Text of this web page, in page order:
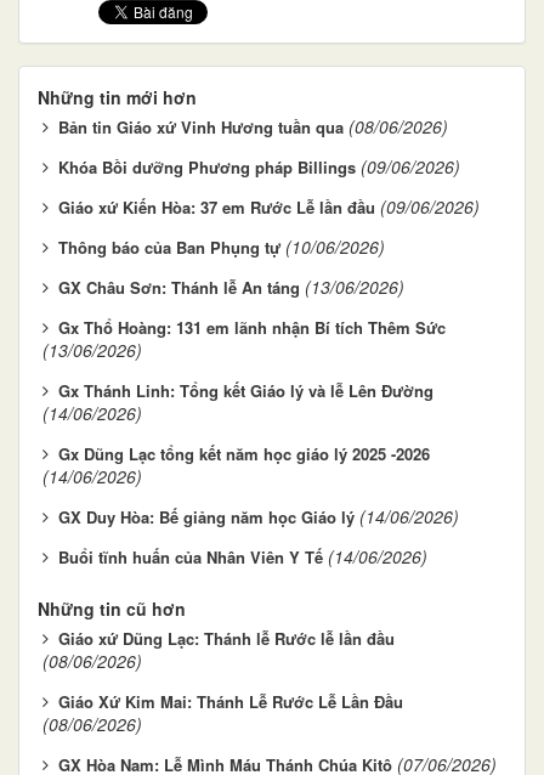
Những tin mới hơn
Bản tin Giáo xứ Vinh Hương tuần qua (08/06/2026)
Khóa Bồi dưỡng Phương pháp Billings (09/06/2026)
Giáo xứ Kiến Hòa: 37 em Rước Lễ lần đầu (09/06/2026)
Thông báo của Ban Phụng tự (10/06/2026)
GX Châu Sơn: Thánh lễ An táng (13/06/2026)
Gx Thổ Hoàng: 131 em lãnh nhận Bí tích Thêm Sức
(13/06/2026)
Gx Thánh Linh: Tổng kết Giáo lý và lễ Lên Đường
(14/06/2026)
Gx Dũng Lạc tổng kết năm học giáo lý 2025 -2026
(14/06/2026)
GX Duy Hòa: Bế giảng năm học Giáo lý (14/06/2026)
Buổi tĩnh huấn của Nhân Viên Y Tế (14/06/2026)
Những tin cũ hơn
Giáo xứ Dũng Lạc: Thánh lễ Rước lễ lần đầu
(08/06/2026)
Giáo Xứ Kim Mai: Thánh Lễ Rước Lễ Lần Đầu
(08/06/2026)
GX Hòa Nam: Lễ Mình Máu Thánh Chúa Kitô (07/06/2026)